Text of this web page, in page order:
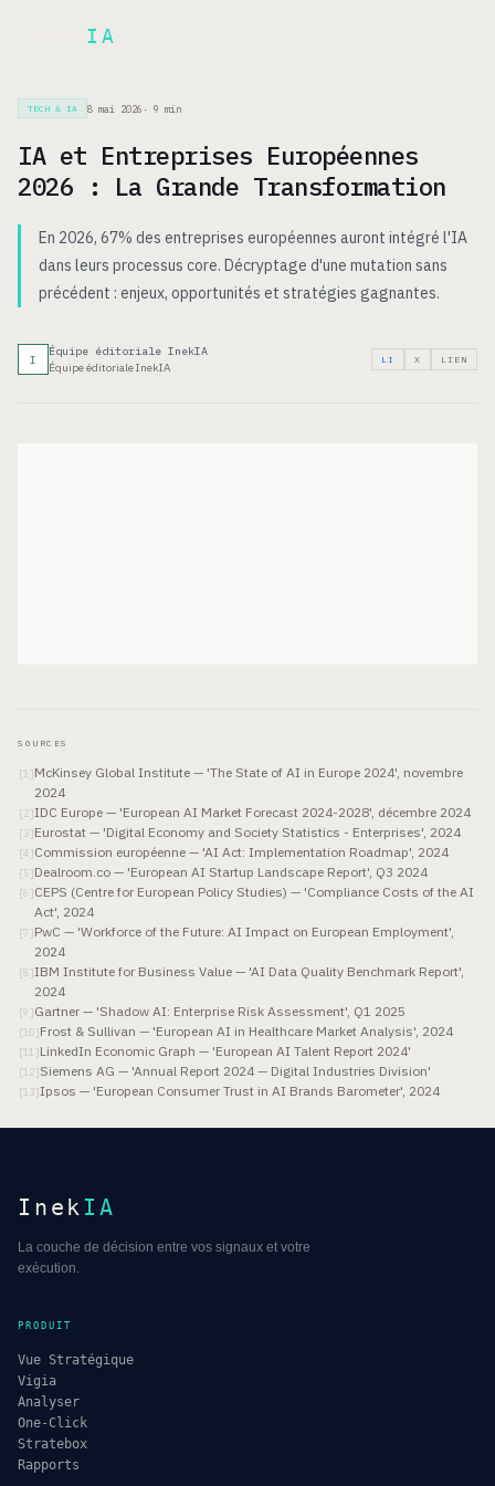
IA
TECH & IA 8 mai 2026 · 9 min
IA et Entreprises Européennes
2026 : La Grande Transformation
En 2026, 67% des entreprises européennes auront intégré l'IA
dans leurs processus core. Décryptage d'une mutation sans
précédent : enjeux, opportunités et stratégies gagnantes.
I
Équipe éditoriale InekIA
Équipe éditoriale InekIA
LI X LIEN
SOURCES
[1 ]McKinsey Global Institute — 'The State of AI in Europe 2024', novembre
2024
[2]IDC Europe — 'European AI Market Forecast 2024-2028', décembre 2024
[ 3]Eurostat — 'Digital Economy and Society Statistics - Enterprises', 2024
[4 ]Commission européenne — 'AI Act: Implementation Roadmap', 2024
[5]Dealroom.co — 'European AI Startup Landscape Report', Q3 2024
[6 ]CEPS (Centre for European Policy Studies) — 'Compliance Costs of the AI
Act', 2024
[7 ]PwC — 'Workforce of the Future: AI Impact on European Employment',
2024
[8]IBM Institute for Business Value — 'AI Data Quality Benchmark Report',
2024
[9 ]Gartner — 'Shadow AI: Enterprise Risk Assessment', Q1 2025
[10]Frost & Sullivan — 'European AI in Healthcare Market Analysis', 2024
[11 ]LinkedIn Economic Graph — 'European AI Talent Report 2024'
[12]Siemens AG — 'Annual Report 2024 — Digital Industries Division'
[13]Ipsos — 'European Consumer Trust in AI Brands Barometer', 2024
Inek IA
La couche de décision entre vos signaux et votre
exécution.
PRODUIT
Vue Stratégique
Vigia
Analyser
One-Click
Stratebox
Rapports